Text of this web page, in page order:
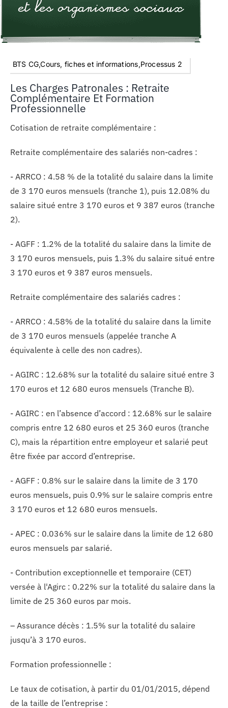
BTS CG,Cours, fiches et informations,Processus 2
Les Charges Patronales : Retraite
Complémentaire Et Formation
Professionnelle
Cotisation de retraite complémentaire :
Retraite complémentaire des salariés non-cadres :
- ARRCO : 4.58 % de la totalité du salaire dans la limite
de 3 170 euros mensuels (tranche 1), puis 12.08% du
salaire situé entre 3 170 euros et 9 387 euros (tranche
2).
- AGFF : 1.2% de la totalité du salaire dans la limite de
3 170 euros mensuels, puis 1.3% du salaire situé entre
3 170 euros et 9 387 euros mensuels.
Retraite complémentaire des salariés cadres :
- ARRCO : 4.58% de la totalité du salaire dans la limite
de 3 170 euros mensuels (appelée tranche A
équivalente à celle des non cadres).
- AGIRC : 12.68% sur la totalité du salaire situé entre 3
170 euros et 12 680 euros mensuels (Tranche B).
- AGIRC : en l’absence d’accord : 12.68% sur le salaire
compris entre 12 680 euros et 25 360 euros (tranche
C), mais la répartition entre employeur et salarié peut
être fixée par accord d’entreprise.
- AGFF : 0.8% sur le salaire dans la limite de 3 170
euros mensuels, puis 0.9% sur le salaire compris entre
3 170 euros et 12 680 euros mensuels.
- APEC : 0.036% sur le salaire dans la limite de 12 680
euros mensuels par salarié.
- Contribution exceptionnelle et temporaire (CET)
versée à l'Agirc : 0.22% sur la totalité du salaire dans la
limite de 25 360 euros par mois.
– Assurance décès : 1.5% sur la totalité du salaire
jusqu’à 3 170 euros.
Formation professionnelle :
Le taux de cotisation, à partir du 01/01/2015, dépend
de la taille de l’entreprise :